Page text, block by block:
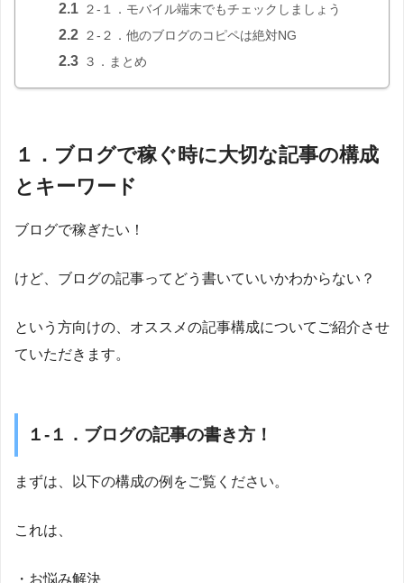
2.1 ２-１．モバイル端末でもチェックしましょう
2.2 ２-２．他のブログのコピペは絶対NG
2.3 ３．まとめ
１．ブログで稼ぐ時に大切な記事の構成
とキーワード
ブログで稼ぎたい！
けど、ブログの記事ってどう書いていいかわからない？
という方向けの、オススメの記事構成についてご紹介させ
ていただきます。
１-１．ブログの記事の書き方！
まずは、以下の構成の例をご覧ください。
これは、
・お悩み解決